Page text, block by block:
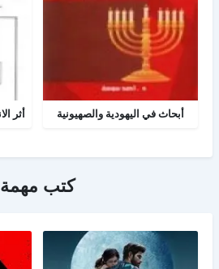
أبحاث في اليهودية والصهيونية
كتب مهمة